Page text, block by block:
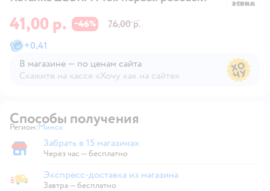
41,00 р. −46%
76,00 р.
+0,41
В магазине — по ценам сайта
Скажите на кассе «Хочу как на сайте»
Способы получения
Регион: Выбор адреса доставки.
Минск
Забрать в магазине
Забрать в 15 магазинах
Через час — бесплатно
Экспресс-доставка из магазина
Экспресс-доставка из магазина
Завтра—бесплатно